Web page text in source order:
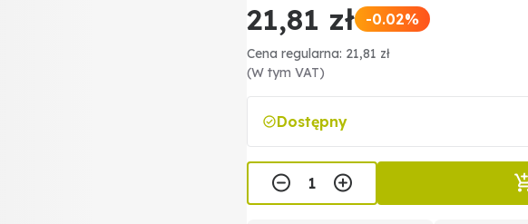
21,81 zł -0.02%
Cena regularna: 21,81 zł
(W tym VAT)
Dostępny